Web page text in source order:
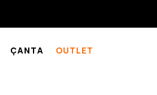
ÇANTA OUTLET